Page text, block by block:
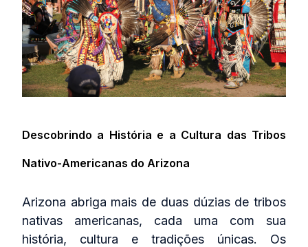
Descobrindo a História e a Cultura das Tribos
Nativo‑Americanas do Arizona
Arizona abriga mais de duas dúzias de tribos
nativas americanas, cada uma com sua
história, cultura e tradições únicas. Os